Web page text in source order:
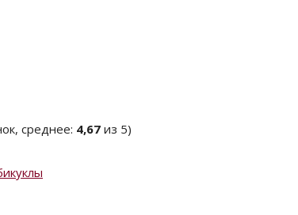
среднее: 4,67 из 5)
куклы